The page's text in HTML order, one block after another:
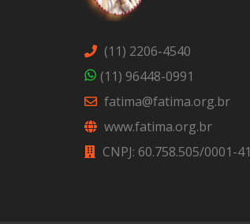
(11) 2206-4540
(11) 96448-0991
fatima@fatima.org.br
www.fatima.org.br
CNPJ: 60.758.505/0001-41